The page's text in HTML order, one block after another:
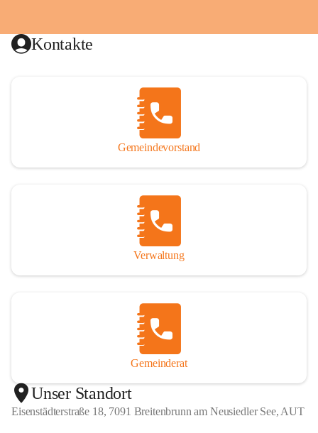
Kontakte
Gemeindevorstand
Verwaltung
Gemeinderat
Unser Standort
Eisenstädterstraße 18, 7091 Breitenbrunn am Neusiedler See, AUT